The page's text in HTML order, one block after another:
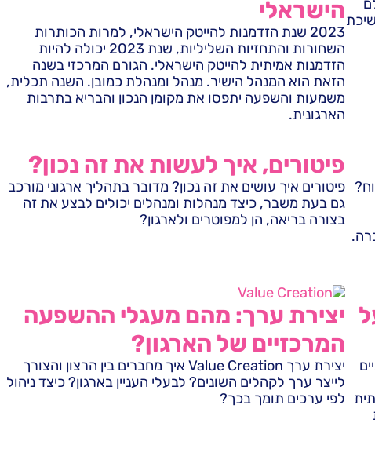
הישראלי
2023 שנת הזדמנות להייטק הישראלי, למרות הכותרות
השחורות והתחזיות השליליות, שנת 2023 יכולה להיות
הזדמנות אמיתית להייטק הישראלי. הגורם המרכזי בשנה
הזאת הוא המנהל הישיר. מנהל ומנהלת כמובן. השנה תכלית,
משמעות והשפעה יתפסו את מקומן הנכון והבריא בתרבות
הארגונית.
פיטורים, איך לעשות את זה נכון?
פיטורים איך עושים את זה נכון? מדובר בתהליך ארגוני מורכב
גם בעת משבר, כיצד מנהלות ומנהלים יכולים לבצע את זה
בצורה בריאה, הן למפוטרים ולארגון?
יצירת ערך: מהם מעגלי ההשפעה
המרכזיים של הארגון?
יצירת ערך Value Creation איך מחברים בין הרצון והצורך
לייצר ערך לקהלים השונים? לבעלי העניין בארגון? כיצד ניהול
לפי ערכים תומך בכך?